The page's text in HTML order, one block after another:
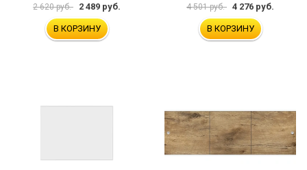
2 620 руб. 2 489 руб.
В КОРЗИНУ
4 501 руб. 4 276 руб.
В КОРЗИНУ